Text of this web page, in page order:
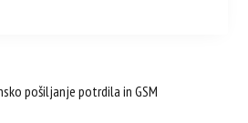
pošiljanje potrdila in GSM